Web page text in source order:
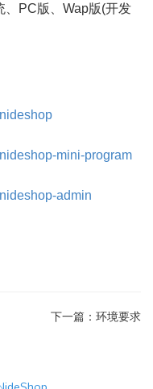
、PC版、Wap版(开发
mini-program
admin
下一篇：环境要求